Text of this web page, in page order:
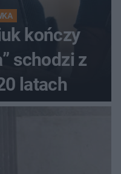
kończy
schodzi z
latach